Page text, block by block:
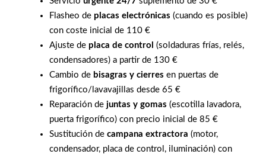
Flasheo de placas electrónicas (cuando es posible)
con coste inicial de 110 €
Ajuste de placa de control (soldaduras frías, relés,
condensadores) a partir de 130 €
Cambio de bisagras y cierres en puertas de
frigorífico/lavavajillas desde 65 €
Reparación de juntas y gomas (escotilla lavadora,
puerta frigorífico) con precio inicial de 85 €
Sustitución de campana extractora (motor,
condensador, placa de control, iluminación) con